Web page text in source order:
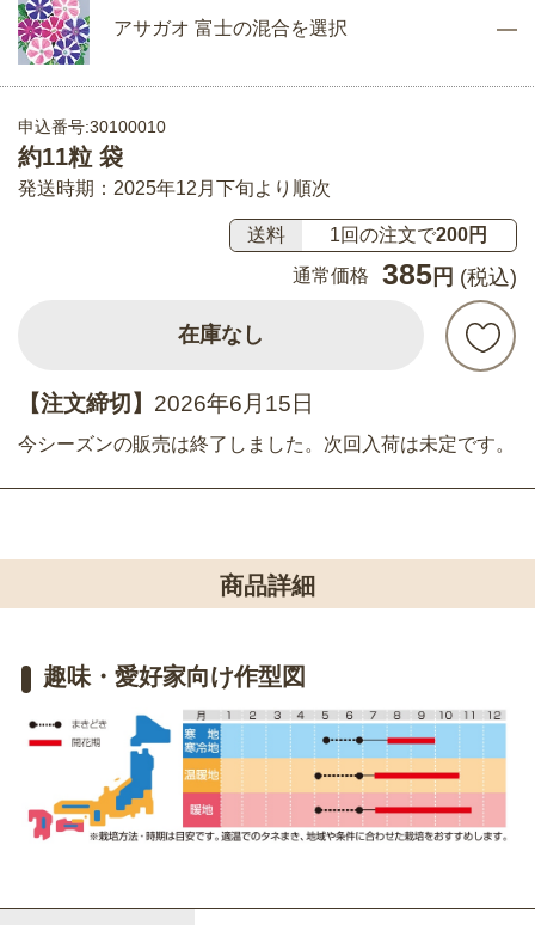
アサガオ 富士の混合を選択
申込番号:30100010
約11粒 袋
発送時期：2025年12月下旬より順次
送料 1回の注文で200円
通常価格
385 円 (税込)
在庫なし
【注文締切】 2026年6月15日
今シーズンの販売は終了しました。次回入荷は未定です。
商品詳細
趣味・愛好家向け作型図